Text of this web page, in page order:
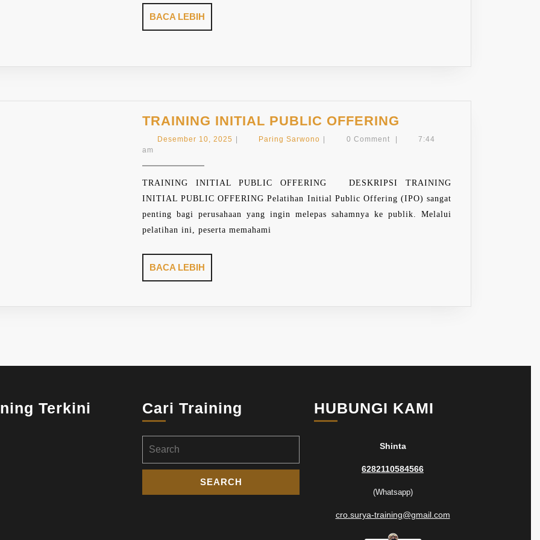
BACA LEBIH
LEBIH
TRAINING INITIAL PUBLIC OFFERING
INITIAL
Desember 10, 2025 Desember
| Paring Sarwono Paring
| 0 Comment |
7:44
am
TRAINING INITIAL PUBLIC OFFERING DESKRIPSI TRAINING
INITIAL PUBLIC OFFERING Pelatihan Initial Public Offering (IPO) sangat
penting bagi perusahaan yang ingin melepas sahamnya ke publik. Melalui
pelatihan ini, peserta memahami
BACA LEBIH
LEBIH
Terkini Cari Training
for:
HUBUNGI KAMI
Shinta
6282110584566
(Whatsapp)
cro.surya-training@gmail.com